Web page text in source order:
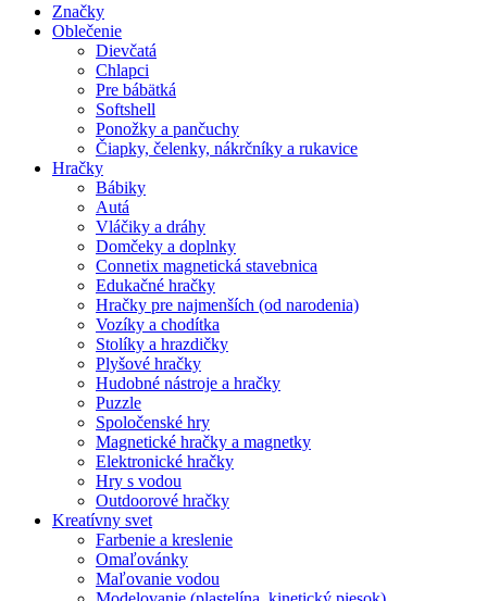
Značky
Oblečenie
Dievčatá
Chlapci
Pre bábätká
Softshell
Ponožky a pančuchy
Čiapky, čelenky, nákrčníky a rukavice
Hračky
Bábiky
Autá
Vláčiky a dráhy
Domčeky a doplnky
Connetix magnetická stavebnica
Edukačné hračky
Hračky pre najmenších (od narodenia)
Vozíky a chodítka
Stolíky a hrazdičky
Plyšové hračky
Hudobné nástroje a hračky
Puzzle
Spoločenské hry
Magnetické hračky a magnetky
Elektronické hračky
Hry s vodou
Outdoorové hračky
Kreatívny svet
Farbenie a kreslenie
Omaľovánky
Maľovanie vodou